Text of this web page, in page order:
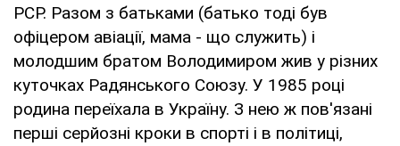
РСР. Разом з батьками (батько тоді був
офіцером авіації, мама - що служить) і
молодшим братом Володимиром жив у різних
куточках Радянського Союзу. У 1985 році
родина переїхала в Україну. З нею ж пов'язані
перші серйозні кроки в спорті і в політиці,